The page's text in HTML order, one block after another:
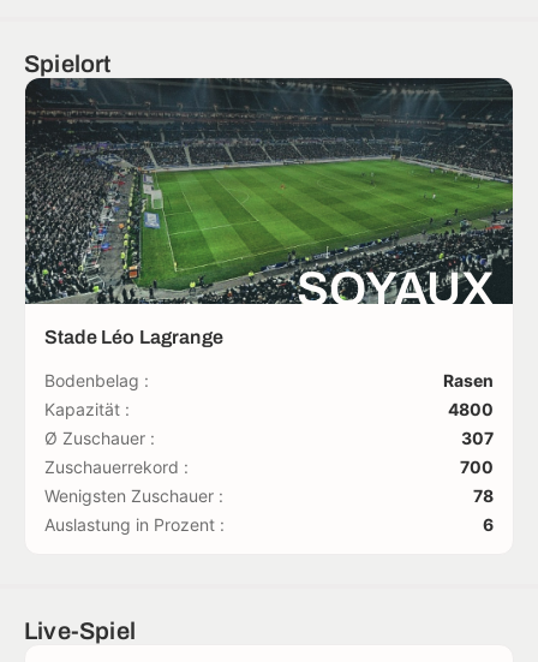
Spielort
SOYAUX
Stade Léo Lagrange
Bodenbelag :
Rasen
Kapazität :
4800
Ø Zuschauer :
307
Zuschauerrekord :
700
Wenigsten Zuschauer :
78
Auslastung in Prozent :
6
Live-Spiel